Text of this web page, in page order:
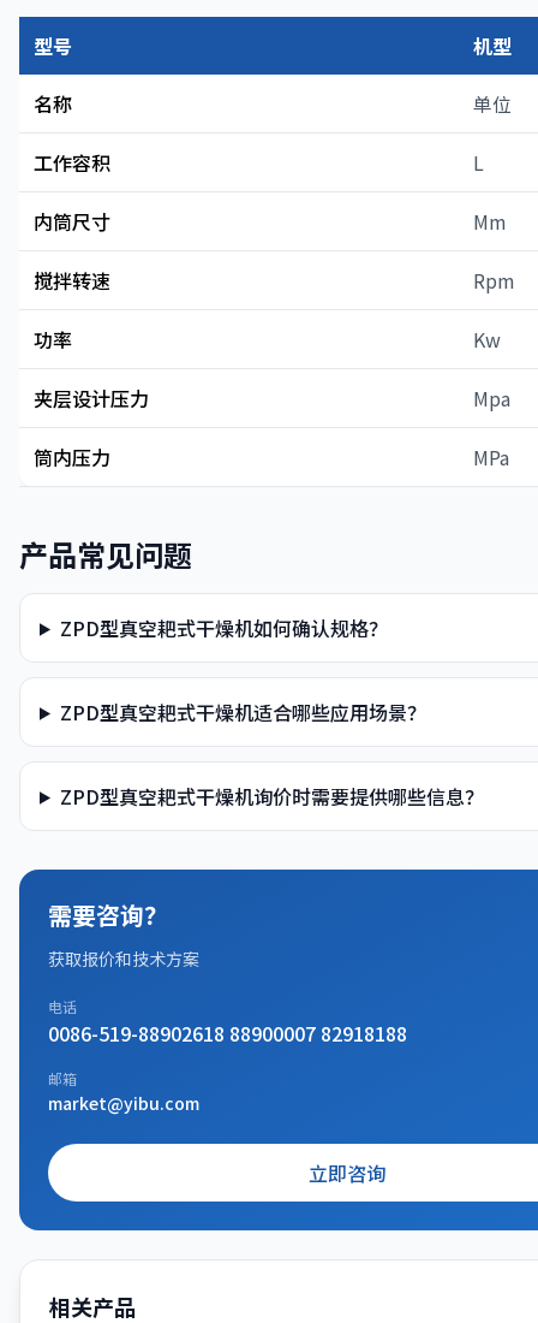
型号
机型
名称
单位
工作容积 L
内筒尺寸 Mm
搅拌转速 Rpm
功率 Kw
夹层设计压力 Mpa
筒内压力 MPa
产品常见问题
ZPD型真空耙式干燥机如何确认规格？
ZPD型真空耙式干燥机适合哪些应用场景？
ZPD型真空耙式干燥机询价时需要提供哪些信息？
需要咨询？
获取报价和技术方案
电话
0086-519-88902618 88900007 82918188
邮箱
market@yibu.com
立即咨询
相关产品